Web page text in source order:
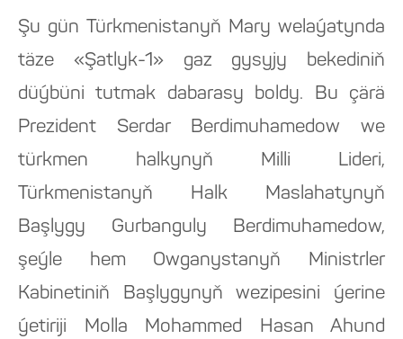
Şu gün Türkmenistanyň Mary welaýatynda
täze «Şatlyk-1» gaz gysyjy bekediniň
düýbüni tutmak dabarasy boldy. Bu çärä
Prezident Serdar Berdimuhamedow we
türkmen halkynyň Milli Lideri,
Türkmenistanyň Halk Maslahatynyň
Başlygy Gurbanguly Berdimuhamedow,
şeýle hem Owganystanyň Ministrler
Kabinetiniň Başlygynyň wezipesini ýerine
ýetiriji Molla Mohammed Hasan Ahund